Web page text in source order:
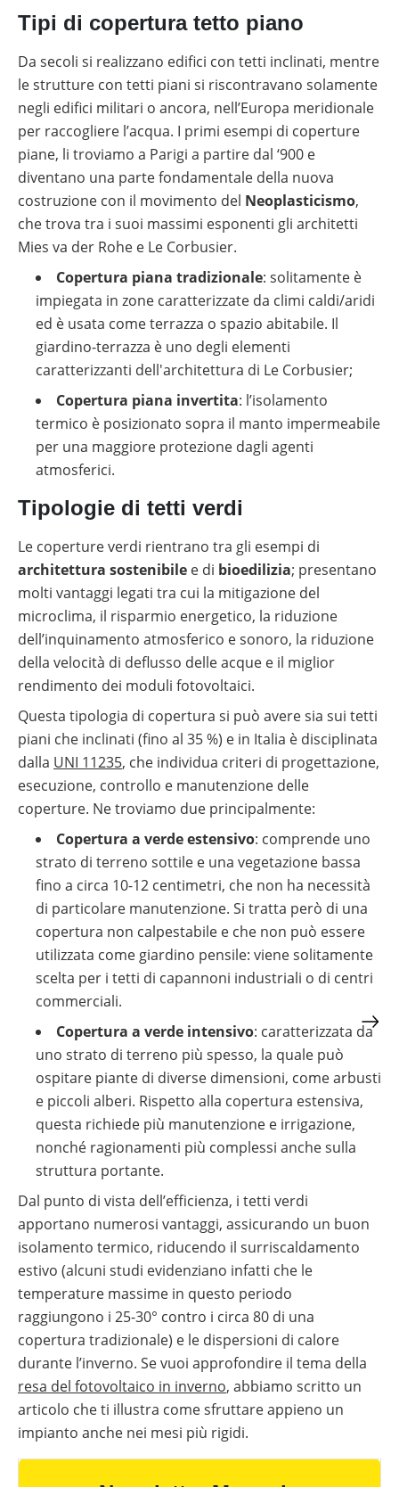
Tipi di copertura tetto piano
Da secoli si realizzano edifici con tetti inclinati, mentre
le strutture con tetti piani si riscontravano solamente
negli edifici militari o ancora, nell’Europa meridionale
per raccogliere l’acqua. I primi esempi di coperture
piane, li troviamo a Parigi a partire dal ‘900 e
diventano una parte fondamentale della nuova
costruzione con il movimento del Neoplasticismo,
che trova tra i suoi massimi esponenti gli architetti
Mies va der Rohe e Le Corbusier.
Copertura piana tradizionale: solitamente è
impiegata in zone caratterizzate da climi caldi/aridi
ed è usata come terrazza o spazio abitabile. Il
giardino-terrazza è uno degli elementi
caratterizzanti dell'architettura di Le Corbusier;
Copertura piana invertita: l’isolamento
termico è posizionato sopra il manto impermeabile
per una maggiore protezione dagli agenti
atmosferici.
Tipologie di tetti verdi
Le coperture verdi rientrano tra gli esempi di
architettura sostenibile e di bioedilizia; presentano
molti vantaggi legati tra cui la mitigazione del
microclima, il risparmio energetico, la riduzione
dell’inquinamento atmosferico e sonoro, la riduzione
della velocità di deflusso delle acque e il miglior
rendimento dei moduli fotovoltaici.
Questa tipologia di copertura si può avere sia sui tetti
piani che inclinati (fino al 35 %) e in Italia è disciplinata
dalla UNI 11235, che individua criteri di progettazione,
esecuzione, controllo e manutenzione delle
coperture. Ne troviamo due principalmente:
Copertura a verde estensivo: comprende uno
strato di terreno sottile e una vegetazione bassa
fino a circa 10-12 centimetri, che non ha necessità
di particolare manutenzione. Si tratta però di una
copertura non calpestabile e che non può essere
utilizzata come giardino pensile: viene solitamente
scelta per i tetti di capannoni industriali o di centri
commerciali.
Copertura a verde intensivo: caratterizzata da
uno strato di terreno più spesso, la quale può
ospitare piante di diverse dimensioni, come arbusti
e piccoli alberi. Rispetto alla copertura estensiva,
questa richiede più manutenzione e irrigazione,
nonché ragionamenti più complessi anche sulla
struttura portante.
Dal punto di vista dell’efficienza, i tetti verdi
apportano numerosi vantaggi, assicurando un buon
isolamento termico, riducendo il surriscaldamento
estivo (alcuni studi evidenziano infatti che le
temperature massime in questo periodo
raggiungono i 25-30° contro i circa 80 di una
copertura tradizionale) e le dispersioni di calore
durante l’inverno. Se vuoi approfondire il tema della
resa del fotovoltaico in inverno, abbiamo scritto un
articolo che ti illustra come sfruttare appieno un
impianto anche nei mesi più rigidi.